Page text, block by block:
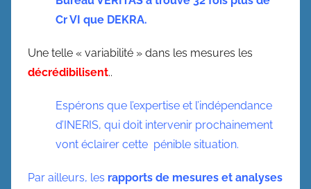
Cr VI que DEKRA.
Une telle « variabilité » dans les mesures les
décrédibilisent..
Espérons que l’expertise et l’indépendance
d’INERIS, qui doit intervenir prochainement
vont éclairer cette pénible situation.
Par ailleurs, les rapports de mesures et analyses